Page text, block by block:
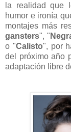
la realidad que
humor e ironía
montajes más
gansters", "
o "Calisto", por
del próximo año
adaptación libre